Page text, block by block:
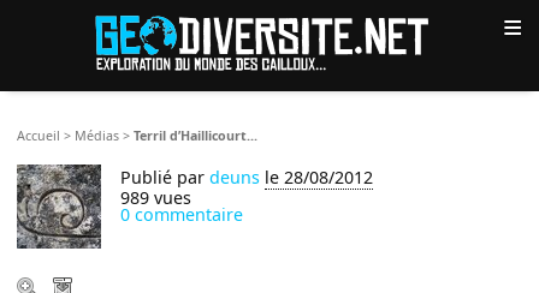
≡
Accueil > Médias >Terril d’Haillicourt...
Publié pardeuns le 28/08/2012
989 vues
0 commentaire